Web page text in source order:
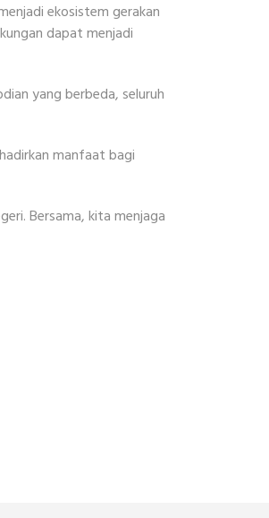
ekosistem gerakan
dapat menjadi
yang berbeda, seluruh
manfaat bagi
Bersama, kita menjaga